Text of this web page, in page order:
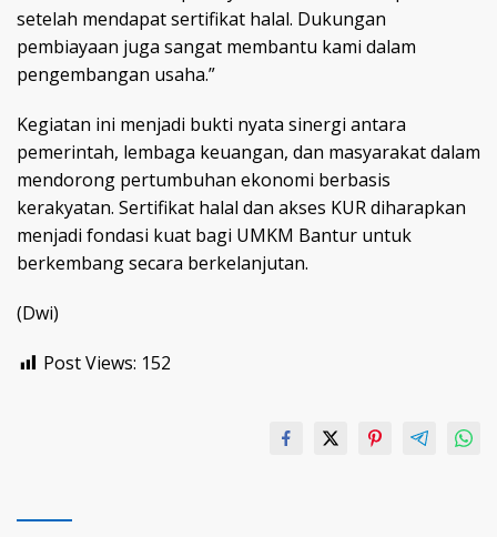
setelah mendapat sertifikat halal. Dukungan
pembiayaan juga sangat membantu kami dalam
pengembangan usaha.”
Kegiatan ini menjadi bukti nyata sinergi antara
pemerintah, lembaga keuangan, dan masyarakat dalam
mendorong pertumbuhan ekonomi berbasis
kerakyatan. Sertifikat halal dan akses KUR diharapkan
menjadi fondasi kuat bagi UMKM Bantur untuk
berkembang secara berkelanjutan.
(Dwi)
Post Views: 152